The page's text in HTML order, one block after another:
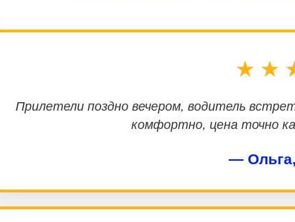
Прилетели поздно вечером, водитель
комфортно, цена точно
—